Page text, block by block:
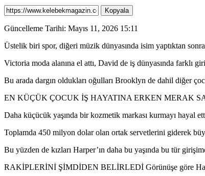
Kopyala
Güncelleme Tarihi: Mayıs 11, 2026 15:11
Üstelik biri spor, diğeri müzik dünyasında isim yaptıktan
Victoria moda alanına el attı, David de iş dünyasında farklı
Bu arada dargın oldukları oğulları Brooklyn de dahil diğer
EN KÜÇÜK ÇOCUK İŞ HAYATINA ERKEN MERAK
Daha küçücük yaşında bir kozmetik markası kurmayı hayal
Toplamda 450 milyon dolar olan ortak servetlerini giderek
Bu yüzden de kızları Harper’ın daha bu yaşında bu tür
RAKİPLERİNİ ŞİMDİDEN BELİRLEDİ Görünüşe göre